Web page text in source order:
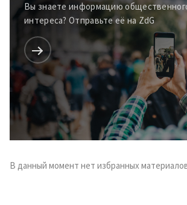
Вы знаете информацию
интереса? Отправьте её на ZdG
В данный момент нет избранных